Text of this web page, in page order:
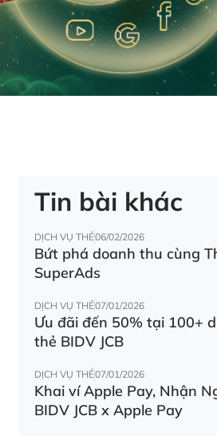
Tin bài khác
DỊCH VỤ THẺ06/02/2026
Bứt phá doanh thu cùng
SuperAds
DỊCH VỤ THẺ07/01/2026
Ưu đãi đến 50% tại 100+
thẻ BIDV JCB
DỊCH VỤ THẺ07/01/2026
Khai ví Apple Pay, Nhận
BIDV JCB x Apple Pay